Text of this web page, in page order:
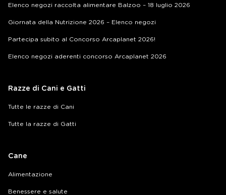
Elenco negozi raccolta alimentare Balzoo – 18 luglio 2026
Giornata della Nutrizione 2026 – Elenco negozi
Partecipa subito al Concorso Arcaplanet 2026!
Elenco negozi aderenti concorso Arcaplanet 2026
Razze di Cani e Gatti
Tutte le razze di Cani
Tutte la razze di Gatti
Cane
Alimentazione
Benessere e salute